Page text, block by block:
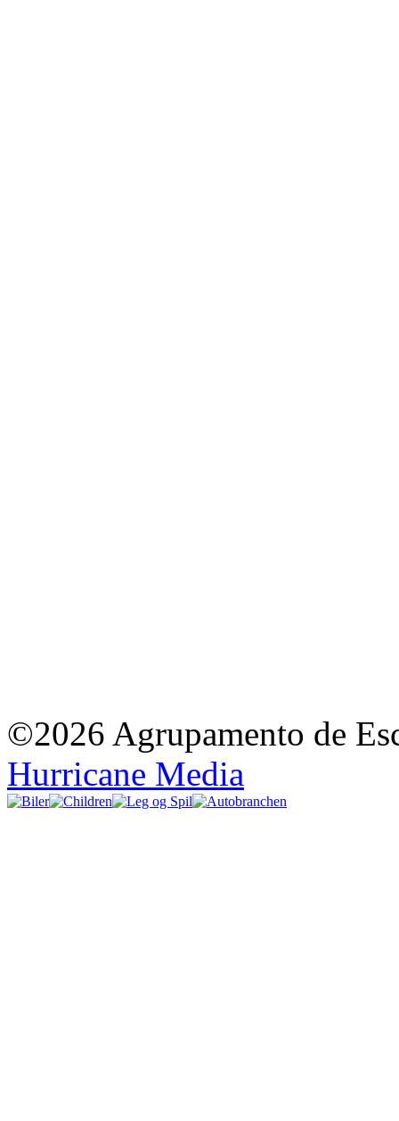
©2026 Agrupamento de
Hurricane Media